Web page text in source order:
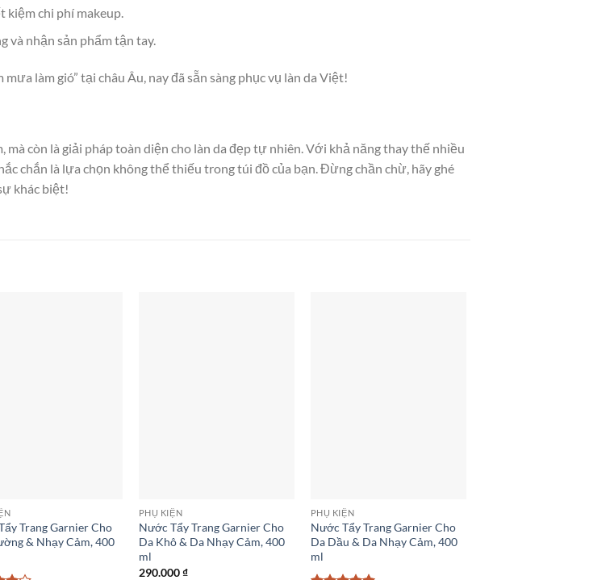
kiệm chi phí makeup.
và nhận sản phẩm tận tay.
làm gió” tại châu Âu, nay đã sẵn sàng phục vụ làn da Việt!
còn là giải pháp toàn diện cho làn da đẹp tự nhiên. Với khả năng thay thế nhiều
chắn là lựa chọn không thể thiếu trong túi đồ của bạn. Đừng chần chừ, hãy ghé
khác biệt!
Trang Garnier Cho
& Nhạy Cảm, 400
PHỤ KIỆN
Nước Tẩy Trang Garnier Cho
Da Khô & Da Nhạy Cảm, 400
ml
290.000₫
PHỤ KIỆN
Nước Tẩy Trang Garnier Cho
Da Dầu & Da Nhạy Cảm, 400
ml